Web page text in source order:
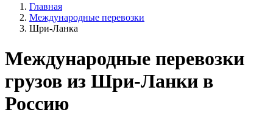
Главная
Международные перевозки
Шри-Ланка
Международные перевозки
грузов из Шри-Ланки в
Россию